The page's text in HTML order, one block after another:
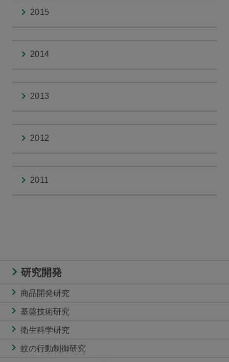
2015
2014
2013
2012
2011
研究開発
商品開発研究
基盤技術研究
衛生科学研究
蚊の行動制御研究